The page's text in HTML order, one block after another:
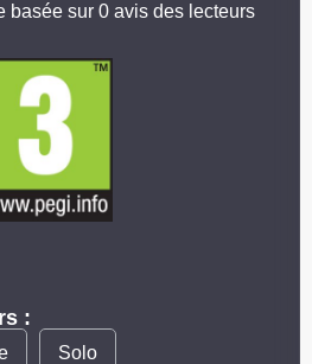
basée sur 0 avis des lecteurs
:
Solo